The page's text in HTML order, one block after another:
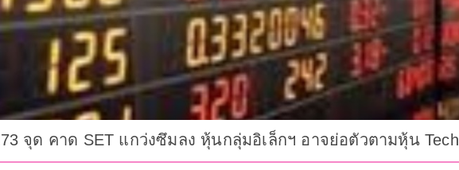
จุด คาด SET แกว่งซึมลง หุ้นกลุ่มอิเล็กฯ อาจย่อตัวตามหุ้น Tech